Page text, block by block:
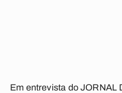
Em entrevista do JORNAL